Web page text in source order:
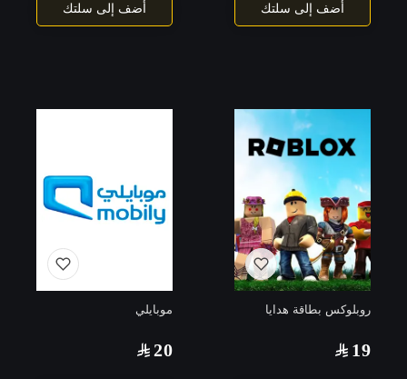
أضف إلى سلتك أضف إلى سلتك
روبلوكس بطاقة هدايا
19
موبايلي
20